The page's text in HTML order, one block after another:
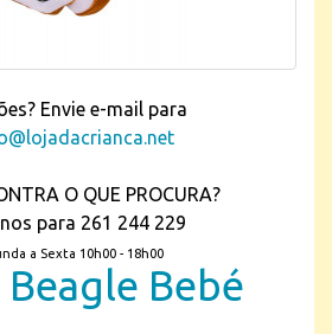
Envie e-mail para
O QUE PROCURA?
para 261 244 229
a Sexta 10h00 - 18h00
Beagle Bebé